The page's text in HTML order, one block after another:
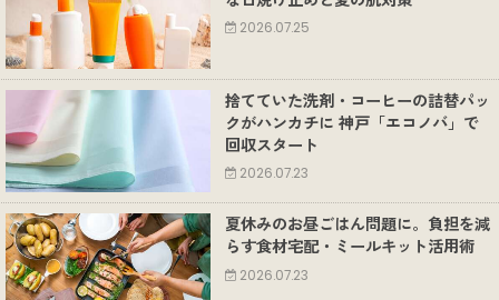
2026.07.25
捨てていた洗剤・コーヒーの詰替パッ
クがハンカチに 神戸「エコノバ」で
回収スタート
2026.07.23
夏休みのお昼ごはん問題に。負担を減
らす食材宅配・ミールキット活用術
2026.07.23